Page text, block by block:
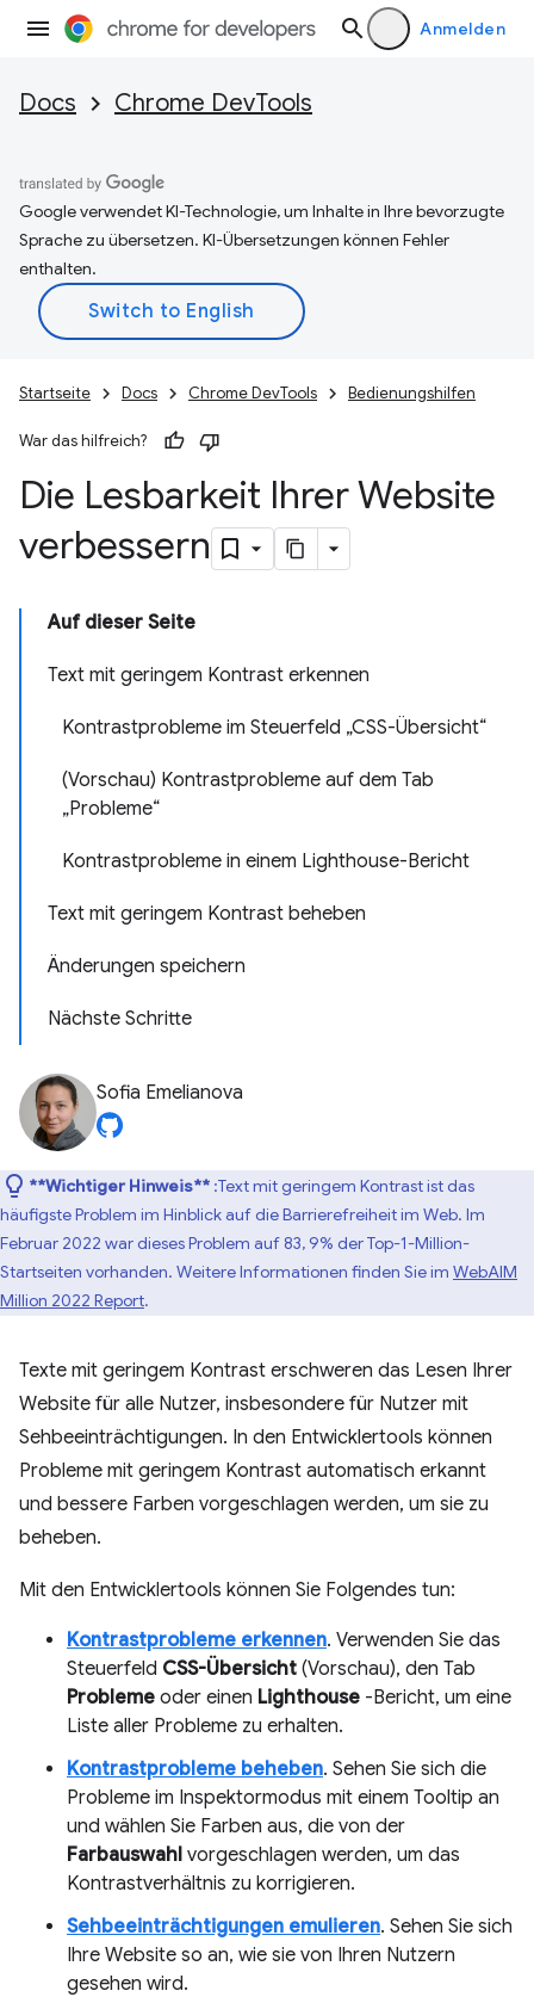
Anmelden
Docs Chrome DevTools
Google verwendet KI-Technologie, um Inhalte in Ihre bevorzugte
Sprache zu übersetzen. KI-Übersetzungen können Fehler
enthalten.
Startseite Docs Chrome DevTools Bedienungshilfen
War das hilfreich?
Die Lesbarkeit Ihrer Website
verbessern
Auf dieser Seite
Text mit geringem Kontrast erkennen
Kontrastprobleme im Steuerfeld „CSS-Übersicht“
(Vorschau) Kontrastprobleme auf dem Tab
„Probleme“
Kontrastprobleme in einem Lighthouse-Bericht
Text mit geringem Kontrast beheben
Änderungen speichern
Nächste Schritte
Sofia Emelianova
**Wichtiger Hinweis** :Text mit geringem Kontrast ist das
häufigste Problem im Hinblick auf die Barrierefreiheit im Web. Im
Februar 2022 war dieses Problem auf 83, 9% der Top-1-Million-
Startseiten vorhanden. Weitere Informationen finden Sie im WebAIM
Million 2022 Report.
Texte mit geringem Kontrast erschweren das Lesen Ihrer
Website für alle Nutzer, insbesondere für Nutzer mit
Sehbeeinträchtigungen. In den Entwicklertools können
Probleme mit geringem Kontrast automatisch erkannt
und bessere Farben vorgeschlagen werden, um sie zu
beheben.
Mit den Entwicklertools können Sie Folgendes tun:
Kontrastprobleme erkennen. Verwenden Sie das
Steuerfeld CSS-Übersicht (Vorschau), den Tab
Probleme oder einen Lighthouse -Bericht, um eine
Liste aller Probleme zu erhalten.
Kontrastprobleme beheben. Sehen Sie sich die
Probleme im Inspektormodus mit einem Tooltip an
und wählen Sie Farben aus, die von der
Farbauswahl vorgeschlagen werden, um das
Kontrastverhältnis zu korrigieren.
Sehbeeinträchtigungen emulieren. Sehen Sie sich
Ihre Website so an, wie sie von Ihren Nutzern
gesehen wird.